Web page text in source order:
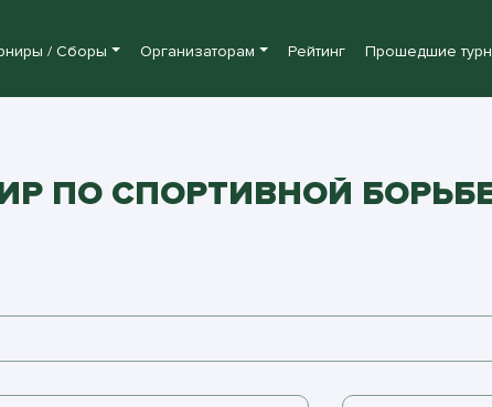
/ Сборы Организаторам Рейтинг Прошедшие
ПО СПОРТИВНОЙ